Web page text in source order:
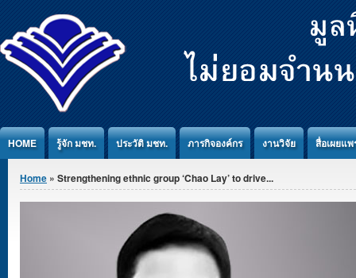
Jump to Content
HOME รู้จัก มชท. ประวัติ มชท. ภารกิจองค์กร งานวิจัย สื่อเผยแพ
You are here
Home » Strengthening ethnic group ‘Chao Lay’ to drive...